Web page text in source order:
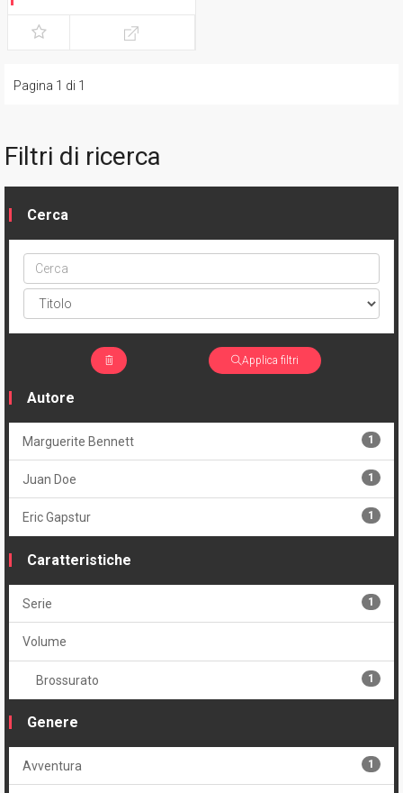
Pagina 1 di 1
Filtri di ricerca
Cerca
Cerca
ptype
Applica filtri
Autore
Marguerite Bennett 1
Juan Doe 1
Eric Gapstur 1
Caratteristiche
Serie 1
Volume
Brossurato 1
Genere
Avventura 1